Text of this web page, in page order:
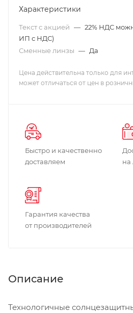
Характеристики
Текст с акцией — 22% НДС
ИП с НДС)
Сменные линзы — Да
Цена действительна только для
может отличаться от цен в
Быстро и качественно
доставляем
на
Гарантия качества
от производителей
Описание
Технологичные